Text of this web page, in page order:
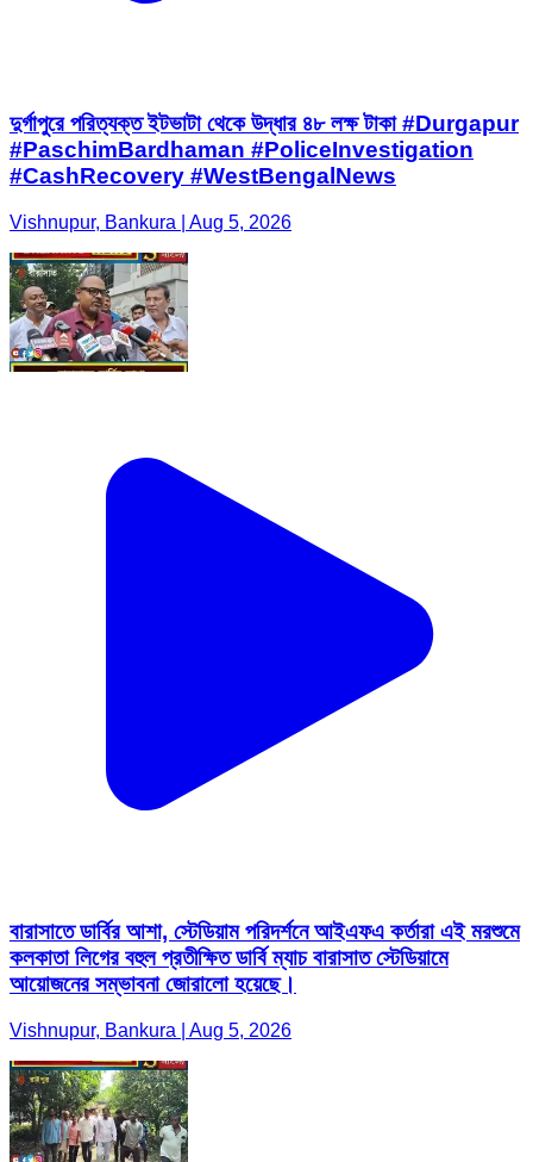
দুর্গাপুরে পরিত্যক্ত ইটভাটা থেকে উদ্ধার ৪৮ লক্ষ টাকা #Durgapur
#PaschimBardhaman #PoliceInvestigation
#CashRecovery #WestBengalNews
Vishnupur, Bankura | Aug 5, 2026
বারাসাতে ডার্বির আশা, স্টেডিয়াম পরিদর্শনে আইএফএ কর্তারা এই মরশুমে
কলকাতা লিগের বহুল প্রতীক্ষিত ডার্বি ম্যাচ বারাসাত স্টেডিয়ামে
আয়োজনের সম্ভাবনা জোরালো হয়েছে।
Vishnupur, Bankura | Aug 5, 2026